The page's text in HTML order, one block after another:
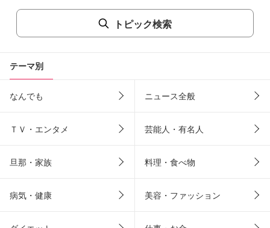
トピック検索
テーマ別
なんでも ニュース全般
ＴＶ・エンタメ 芸能人・有名人
旦那・家族 料理・食べ物
病気・健康 美容・ファッション